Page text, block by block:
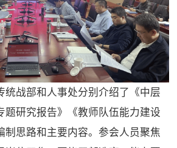
统战部和人事处分别介绍了《中层
题研究报告》《教师队伍能力建设
制思路和主要内容。参会人员聚焦